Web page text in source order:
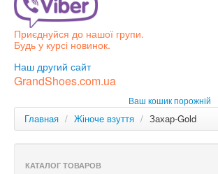
Таблиця розмірів
Вхід для покупця
РОС
Приєднуйся до нашої групи.
Будь у курсі новинок.
Наш другий сайт
GrandShoes.com.ua
Ваш кошик порожній
Главная / Жіноче взуття / Захар-Gold
КАТАЛОГ ТОВАРОВ